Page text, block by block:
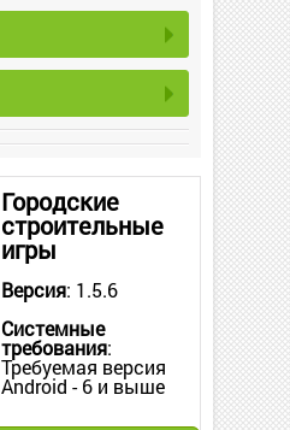
Городские
строительные
игры
Версия: 1.5.6
Системные
требования:
Требуемая версия
Android - 6 и выше